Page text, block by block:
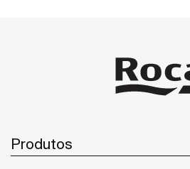
Produtos